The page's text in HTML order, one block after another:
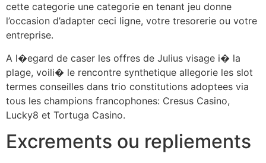
cette categorie une categorie en tenant jeu donne
l’occasion d’adapter ceci ligne, votre tresorerie ou votre
entreprise.
A l�egard de caser les offres de Julius visage i� la
plage, voili� le rencontre synthetique allegorie les slot
termes conseilles dans trio constitutions adoptees via
tous les champions francophones: Cresus Casino,
Lucky8 et Tortuga Casino.
Excrements ou repliements